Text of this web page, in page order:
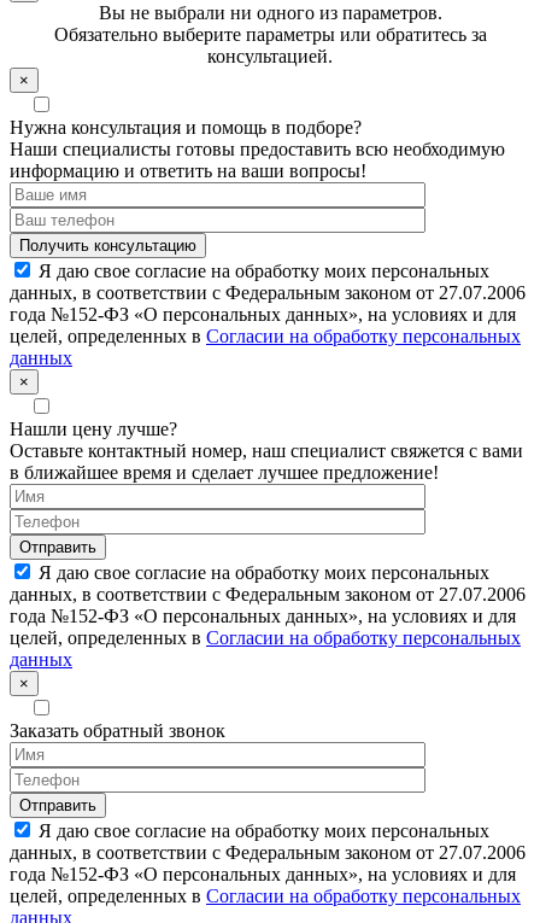
Вы не выбрали ни одного из параметров.
Обязательно выберите параметры или обратитесь за
консультацией.
×
Нужна консультация и помощь в подборе?
Наши специалисты готовы предоставить всю необходимую
информацию и ответить на ваши вопросы!
Я даю свое согласие на обработку моих персональных
данных, в соответствии с Федеральным законом от 27.07.2006
года №152-ФЗ «О персональных данных», на условиях и для
целей, определенных в Согласии на обработку персональных
данных
×
Нашли цену лучше?
Оставьте контактный номер, наш специалист свяжется с вами
в ближайшее время и сделает лучшее предложение!
Я даю свое согласие на обработку моих персональных
данных, в соответствии с Федеральным законом от 27.07.2006
года №152-ФЗ «О персональных данных», на условиях и для
целей, определенных в Согласии на обработку персональных
данных
×
Заказать обратный звонок
Я даю свое согласие на обработку моих персональных
данных, в соответствии с Федеральным законом от 27.07.2006
года №152-ФЗ «О персональных данных», на условиях и для
целей, определенных в Согласии на обработку персональных
данных